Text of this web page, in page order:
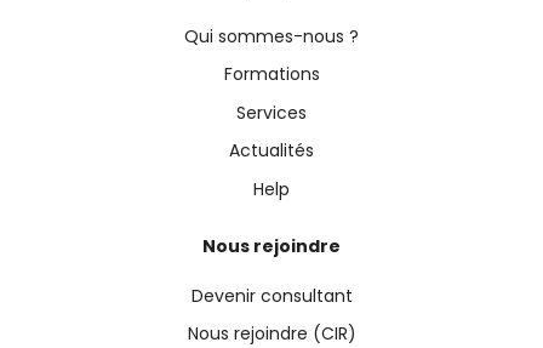
Qui sommes-nous ?
Formations
Services
Actualités
Help
Nous rejoindre
Devenir consultant
Nous rejoindre (CIR)